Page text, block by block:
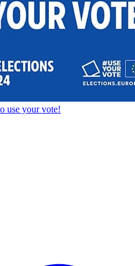
use your vote!